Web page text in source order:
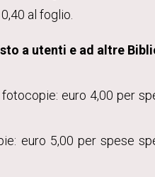
al foglio.
a utenti e ad altre
fotocopie: euro 4,00 per
euro 5,00 per spese